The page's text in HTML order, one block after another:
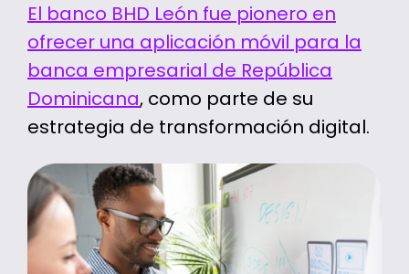
El banco BHD León fue pionero en
ofrecer una aplicación móvil para la
banca empresarial de República
Dominicana, como parte de su
estrategia de transformación digital.